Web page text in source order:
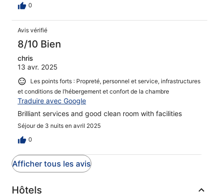
0
Avis vérifié
8/10 Bien
chris
13 avr. 2025
Les points forts : Propreté, personnel et service, infrastructures
et conditions de l’hébergement et confort de la chambre
Traduire avec Google
Brilliant services and good clean room with facilities
Séjour de 3 nuits en avril 2025
0
Afficher tous les avis
Hôtels